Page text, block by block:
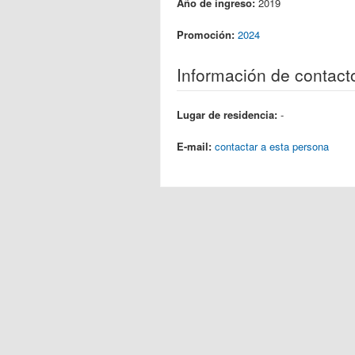
Promoción: 2024
Información de
Lugar de residencia: -
E-mail: contactar a esta persona